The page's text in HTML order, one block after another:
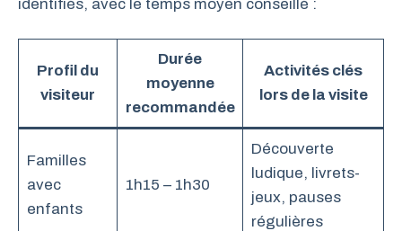
identifiés, avec le temps moyen conseillé :
Profil du
visiteur
Durée
moyenne
recommandée
Activités clés
lors de la visite
Familles
avec
enfants
1h15 – 1h30
Découverte
ludique, livrets-
jeux, pauses
régulières